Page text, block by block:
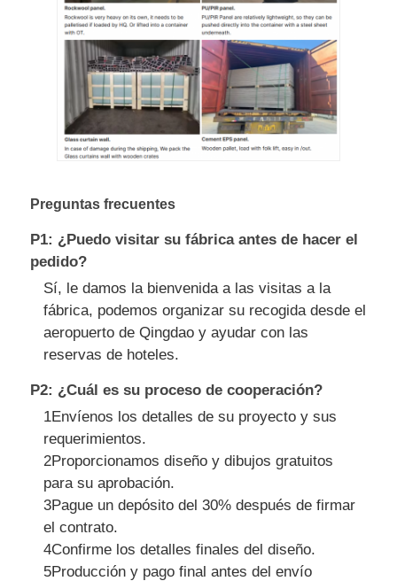
Preguntas frecuentes
P1: ¿Puedo visitar su fábrica antes de hacer el
pedido?
Sí, le damos la bienvenida a las visitas a la
fábrica, podemos organizar su recogida desde el
aeropuerto de Qingdao y ayudar con las
reservas de hoteles.
P2: ¿Cuál es su proceso de cooperación?
1Envíenos los detalles de su proyecto y sus
requerimientos.
2Proporcionamos diseño y dibujos gratuitos
para su aprobación.
3Pague un depósito del 30% después de firmar
el contrato.
4Confirme los detalles finales del diseño.
5Producción y pago final antes del envío